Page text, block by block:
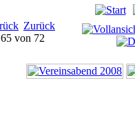
Zurück
von 72